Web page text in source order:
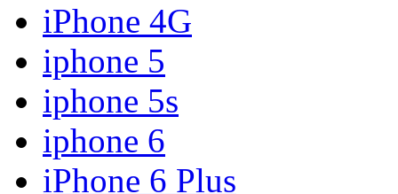
iPhone 4G
iphone 5
iphone 5s
iphone 6
iPhone 6 Plus